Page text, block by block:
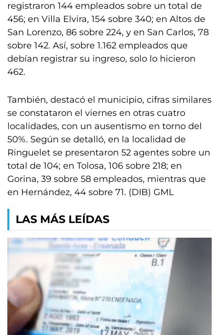
registraron 144 empleados sobre un total de
456; en Villa Elvira, 154 sobre 340; en Altos de
San Lorenzo, 86 sobre 224, y en San Carlos, 78
sobre 142. Así, sobre 1.162 empleados que
debían registrar su ingreso, solo lo hicieron
462.
También, destacó el municipio, cifras similares
se constataron el viernes en otras cuatro
localidades, con un ausentismo en torno del
50%. Según se detalló, en la localidad de
Ringuelet se presentaron 52 agentes sobre un
total de 104; en Tolosa, 106 sobre 218; en
Gorina, 39 sobre 58 empleados, mientras que
en Hernández, 44 sobre 71. (DIB) GML
LAS MÁS LEÍDAS